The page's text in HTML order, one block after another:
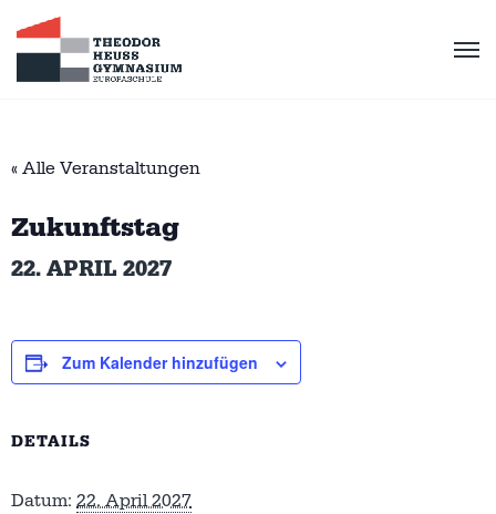
« Alle Veranstaltungen
Zukunftstag
22. APRIL 2027
Zum Kalender hinzufügen
DETAILS
Datum: 22. April 2027